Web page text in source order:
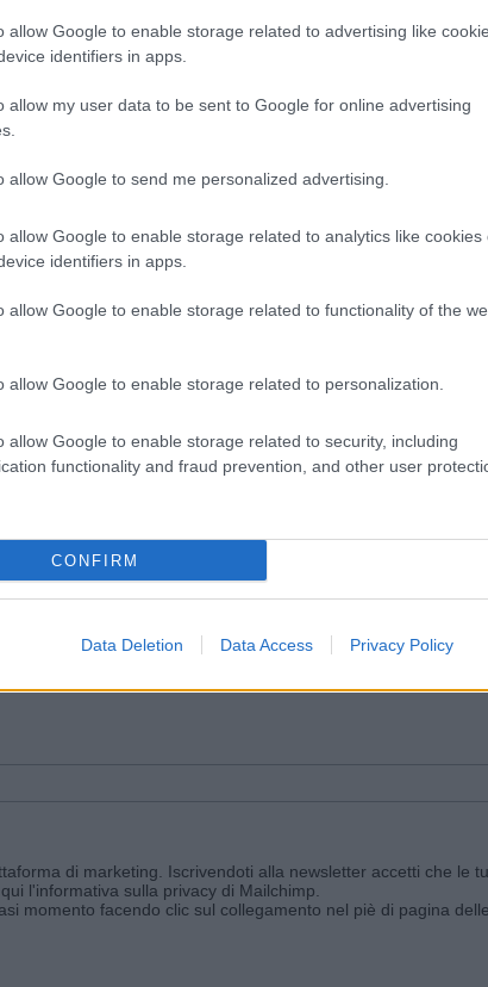
allow Google to enable storage related to advertising like
identifiers in apps.
allow my user data to be sent to Google for online advertising
allow Google to send me personalized advertising.
allow Google to enable storage related to analytics like cookies
identifiers in apps.
allow Google to enable storage related to functionality of the
allow Google to enable storage related to personalization.
allow Google to enable storage related to security, including
functionality and fraud prevention, and other user
CONFIRM
Data Deletion Data Access Privacy Policy
Invia un Comunicato Stampa|Pubblicità|Segnala
e ricevi le nostre email periodiche contenenti le ultime notizie
di marketing. Iscrivendoti alla newsletter accetti che le
l'informativa sulla privacy di Mailchimp
momento facendo clic sul collegamento nel piè di pagina